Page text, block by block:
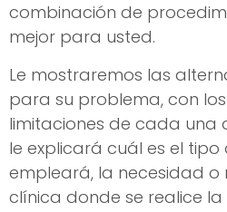
combinación de
mejor para usted.
Le mostraremos las
para su problema, con
limitaciones de cada una
le explicará cuál es el tipo
empleará, la necesidad o
clínica donde se realice